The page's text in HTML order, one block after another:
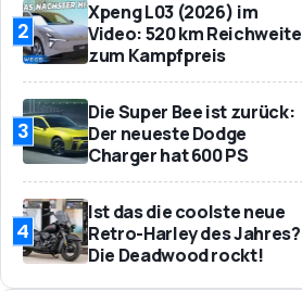
2
Xpeng L03 (2026) im
Video: 520 km Reichweite
zum Kampfpreis
3
Die Super Bee ist zurück:
Der neueste Dodge
Charger hat 600 PS
4
Ist das die coolste neue
Retro-Harley des Jahres?
Die Deadwood rockt!